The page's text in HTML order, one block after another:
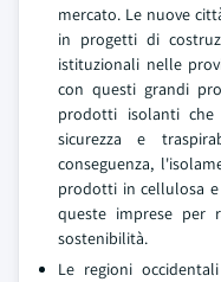
mercato. Le nuove
in progetti di
istituzionali nelle
con questi grandi
prodotti isolanti che
sicurezza e
conseguenza,
prodotti in cellulosa e
queste imprese per
sostenibilità.
Le regioni